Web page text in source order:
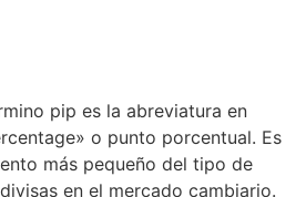
pip es la abreviatura en
o punto porcentual. Es
más pequeño del tipo de
en el mercado cambiario.